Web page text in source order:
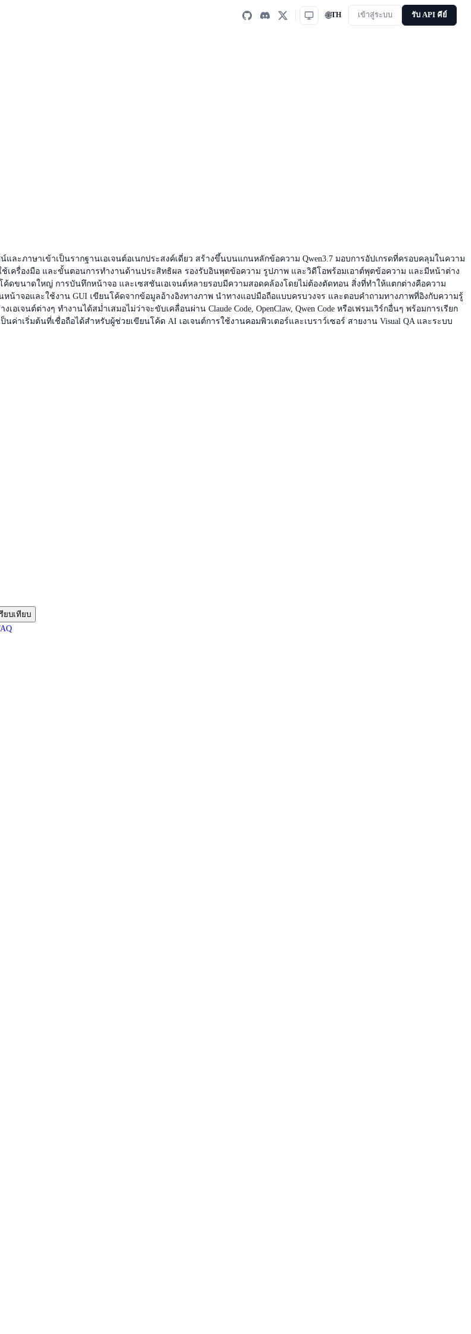
🌐TH เข้าสู่ระบบ รับ API คีย์
ละภาษาเข้าเป็นรากฐานเอเจนต์อเนกประสงค์เดี่ยว สร้างขึ้นบนแกนหลักข้อความ Qwen3.7 มอบการอัปเกรดที่ครอบคลุมในความ
เครื่องมือ และขั้นตอนการทำงานด้านประสิทธิผล รองรับอินพุตข้อความ รูปภาพ และวิดีโอพร้อมเอาต์พุตข้อความ และมีหน้าต่าง
ค้ดขนาดใหญ่ การบันทึกหน้าจอ และเซสชันเอเจนต์หลายรอบมีความสอดคล้องโดยไม่ต้องตัดทอน สิ่งที่ทำให้แตกต่างคือความ
น้าจอและใช้งาน GUI เขียนโค้ดจากข้อมูลอ้างอิงทางภาพ นำทางแอปมือถือแบบครบวงจร และตอบคำถามทางภาพที่อิงกับความรู้
จนต์ต่างๆ ทำงานได้สม่ำเสมอไม่ว่าจะขับเคลื่อนผ่าน Claude Code, OpenClaw, Qwen Code หรือเฟรมเวิร์กอื่นๆ พร้อมการเรียก
าเริ่มต้นที่เชื่อถือได้สำหรับผู้ช่วยเขียนโค้ด AI เอเจนต์การใช้งานคอมพิวเตอร์และเบราว์เซอร์ สายงาน Visual QA และระบบ
ยบเทียบ